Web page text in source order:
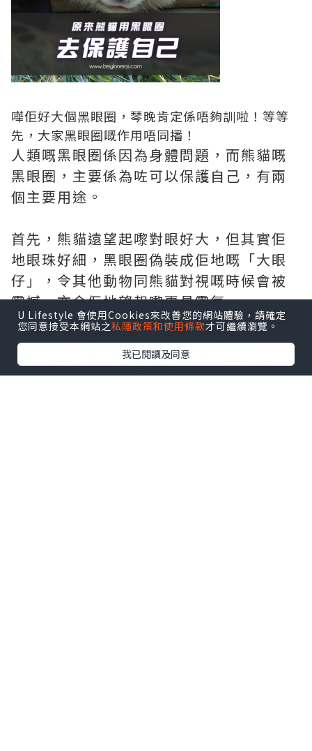
嘩佢好大個黑眼圈，琴晚肯定係唔夠訓啦！等等
先，大家黑眼圈嘅作用唔同播！
人類嘅黑眼圈係因為身體問題，而熊貓嘅
黑眼圈，主要係為咗可以保護自己，有兩
個主要用途。
首先，熊貓遠望起嚟對眼好大，但其實佢
地眼珠好細，黑眼圈偽裝成佢地嘅「大眼
仔」，令其他動物同熊貓對視嘅時候會被
震撼，亦令佢地望起嚟更具霸氣。
另外，熊貓棲息喺高海拔地區，溫度較
低，黑色毛髮有助熊貓吸熱同減少熱量流
失，成為身體嘅一層保護，所以亦係進化
U Lifestyle 會使用Cookies來改善您的網站體驗，請確定
您同意接受本網站之私隱政策和使用條款才可繼續瀏覽。
我已閱讀及同意